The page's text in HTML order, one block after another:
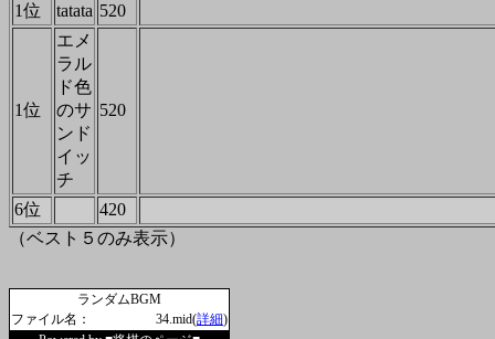
1位 tatata 520
1位
エメ
ラル
ド色
のサ
ンド
イッ
チ
520
6位
420
（ベスト５のみ表示）
ランダムBGM
ファイル名：
34.mid(詳細)